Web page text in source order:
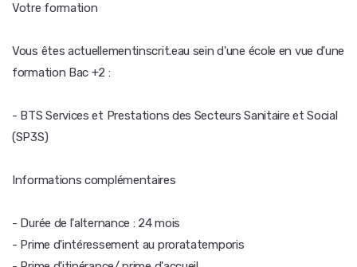
Votre formation
Vous êtes actuellementinscrit.eau sein d'une école en vue d'une
formation Bac +2 :
- BTS Services et Prestations des Secteurs Sanitaire et Social
(SP3S)
Informations complémentaires
- Durée de l'alternance : 24 mois
- Prime d'intéressement au proratatemporis